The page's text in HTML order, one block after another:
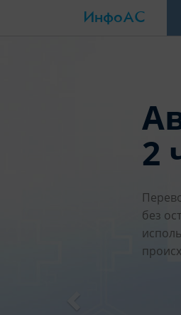
ИнфоАС
2
без